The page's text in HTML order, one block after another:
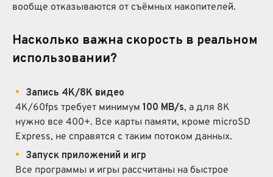
вообще отказываются от съёмных накопителей.
Насколько важна скорость в реальном
использовании?
Запись 4K/8K видео
4K/60fps требует минимум 100 MB/s, а для 8K
нужно все 400+. Все карты памяти, кроме microSD
Express, не справятся с таким потоком данных.
Запуск приложений и игр
Все программы и игры рассчитаны на быстрое